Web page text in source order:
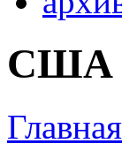
США -
Главная